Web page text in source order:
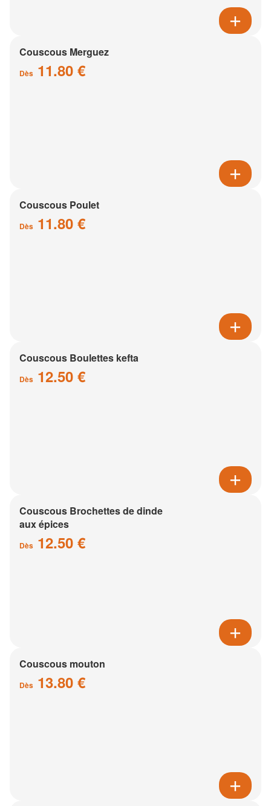
Couscous Merguez
Dès 11.80 €
Couscous Poulet
Dès 11.80 €
Couscous Boulettes kefta
Dès 12.50 €
Couscous Brochettes de dinde
aux épices
Dès 12.50 €
Couscous mouton
Dès 13.80 €